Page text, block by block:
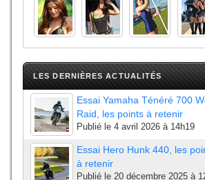
LES DERNIÈRES ACTUALITÉS
Essai Yamaha Ténéré 700
Raid, les points à retenir
Publié le 4 avril 2026 à 14h19
Essai Hero Hunk 440, les
à retenir
Publié le 20 décembre 2025 à